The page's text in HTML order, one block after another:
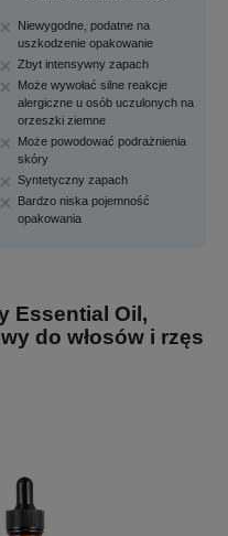
Niewygodne, podatne na
uszkodzenie opakowanie
Zbyt intensywny zapach
Może wywołać silne reakcje
alergiczne u osób uczulonych na
orzeszki ziemne
Może powodować podrażnienia
skóry
Syntetyczny zapach
Bardzo niska pojemność
opakowania
Essential Oil,
do włosów i rzęs